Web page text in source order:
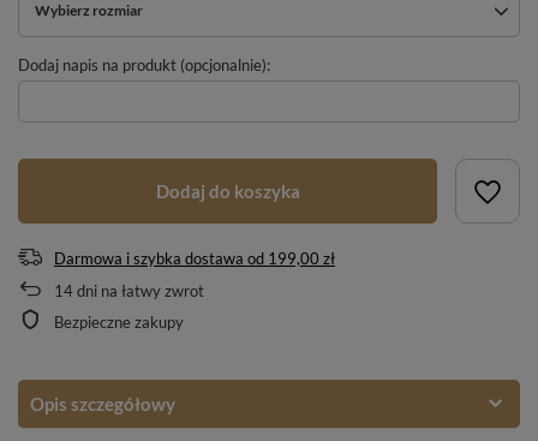
Wybierz rozmiar
Dodaj napis na produkt (opcjonalnie):
Dodaj do koszyka
Darmowa i szybka dostawa od 199,00 zł
14dni na łatwy zwrot
Bezpieczne zakupy
Opis szczegółowy